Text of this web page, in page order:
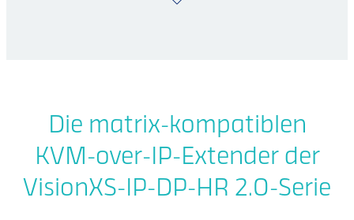
Die matrix-kompatiblen
KVM-over-IP-Extender der
VisionXS-IP-DP-HR 2.0-Serie